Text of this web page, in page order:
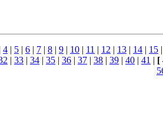
4 | 5 | 6 | 7 | 8 | 9 | 10 | 11 | 12 | 13 | 14 | 15
| 33 | 34 | 35 | 36 | 37 | 38 | 39 | 40 | 41 | [